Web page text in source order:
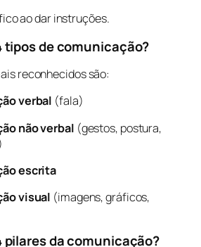
ao dar instruções.
tipos de comunicação?
reconhecidos são:
verbal (fala)
não verbal (gestos, postura,
escrita
visual (imagens, gráficos,
pilares da comunicação?